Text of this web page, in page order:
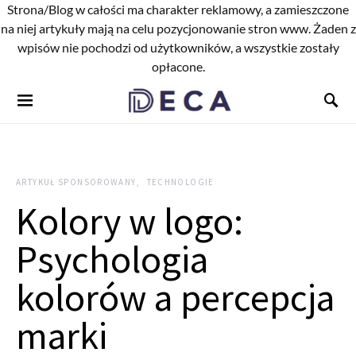
Strona/Blog w całości ma charakter reklamowy, a zamieszczone
na niej artykuły mają na celu pozycjonowanie stron www. Żaden z
wpisów nie pochodzi od użytkowników, a wszystkie zostały
opłacone.
ARTYKUŁ SPONSOROWANY TECHNOLOGIE
Kolory w logo:
Psychologia
kolorów a percepcja
marki